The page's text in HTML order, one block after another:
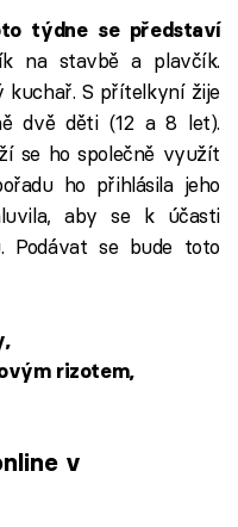
týdne se představí
na stavbě a plavčík.
kuchař. S přítelkyní žije
dvě děti (12 a 8 let).
se ho společně využít
ho přihlásila jeho
aby se k účasti
Podávat se bude toto
rizotem,
v